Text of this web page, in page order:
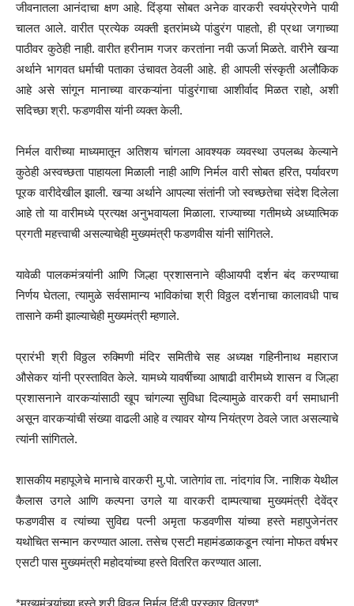
जीवनातला आनंदाचा क्षण आहे. दिंड्या सोबत अनेक वारकरी स्वयंप्रेरणेने पायी
चालत आले. वारीत प्रत्येक व्यक्ती इतरांमध्ये पांडुरंग पाहतो, ही प्रथा जगाच्या
पाठीवर कुठेही नाही. वारीत हरीनाम गजर करतांना नवी ऊर्जा मिळते. वारीने खऱ्या
अर्थाने भागवत धर्माची पताका उंचावत ठेवली आहे. ही आपली संस्कृती अलौकिक
आहे असे सांगून मानाच्या वारकऱ्यांना पांडुरंगाचा आशीर्वाद मिळत राहो, अशी
सदिच्छा श्री. फडणवीस यांनी व्यक्त केली.
निर्मल वारीच्या माध्यमातून अतिशय चांगला आवश्यक व्यवस्था उपलब्ध केल्याने
कुठेही अस्वच्छता पाहायला मिळाली नाही आणि निर्मल वारी सोबत हरित, पर्यावरण
पूरक वारीदेखील झाली. खऱ्या अर्थाने आपल्या संतांनी जो स्वच्छतेचा संदेश दिलेला
आहे तो या वारीमध्ये प्रत्यक्ष अनुभवायला मिळाला. राज्याच्या गतीमध्ये अध्यात्मिक
प्रगती महत्त्वाची असल्याचेही मुख्यमंत्री फडणवीस यांनी सांगितले.
यावेळी पालकमंत्र्यांनी आणि जिल्हा प्रशासनाने व्हीआयपी दर्शन बंद करण्याचा
निर्णय घेतला, त्यामुळे सर्वसामान्य भाविकांचा श्री विठ्ठल दर्शनाचा कालावधी पाच
तासाने कमी झाल्याचेही मुख्यमंत्री म्हणाले.
प्रारंभी श्री विठ्ठल रुक्मिणी मंदिर समितीचे सह अध्यक्ष गहिनीनाथ महाराज
औसेकर यांनी प्रस्तावित केले. यामध्ये यावर्षीच्या आषाढी वारीमध्ये शासन व जिल्हा
प्रशासनाने वारकऱ्यांसाठी खूप चांगल्या सुविधा दिल्यामुळे वारकरी वर्ग समाधानी
असून वारकऱ्यांची संख्या वाढली आहे व त्यावर योग्य नियंत्रण ठेवले जात असल्याचे
त्यांनी सांगितले.
शासकीय महापूजेचे मानाचे वारकरी मु.पो. जातेगांव ता. नांदगांव जि. नाशिक येथील
कैलास उगले आणि कल्पना उगले या वारकरी दाम्पत्याचा मुख्यमंत्री देवेंद्र
फडणवीस व त्यांच्या सुविद्य पत्नी अमृता फडवणीस यांच्या हस्ते महापुजेनंतर
यथोचित सन्मान करण्यात आला. तसेच एसटी महामंडळाकडून त्यांना मोफत वर्षभर
एसटी पास मुख्यमंत्री महोदयांच्या हस्ते वितरित करण्यात आला.
*मुख्यमंत्र्यांच्या हस्ते श्री विठ्ठल निर्मल दिंडी पुरस्कार वितरण*